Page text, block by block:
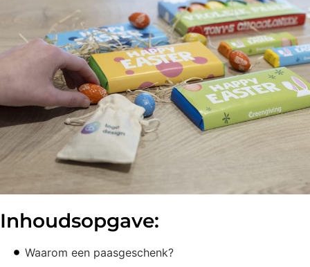
Inhoudsopgave:
Waarom een paasgeschenk?